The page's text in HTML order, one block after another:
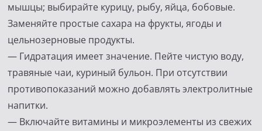
мышцы; выбирайте курицу, рыбу, яйца, бобовые.
Заменяйте простые сахара на фрукты, ягоды и
цельнозерновые продукты.
— Гидратация имеет значение. Пейте чистую воду,
травяные чаи, куриный бульон. При отсутствии
противопоказаний можно добавлять электролитные
напитки.
— Включайте витамины и микроэлементы из свежих